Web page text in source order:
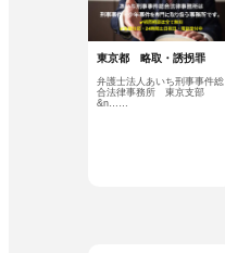
東京都 略取・誘拐罪
弁護士法人あいち刑事事件総
合法律事務所 東京支部
&n……